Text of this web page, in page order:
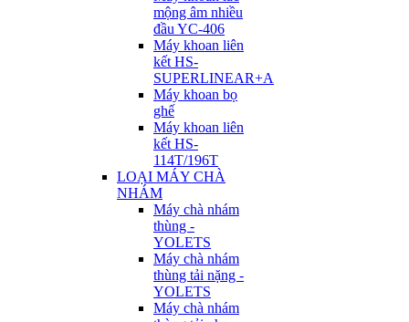
mộng âm nhiều
đầu YC-406
Máy khoan liên
kết HS-
SUPERLINEAR+A
Máy khoan bọ
ghế
Máy khoan liên
kết HS-
114T/196T
LOẠI MÁY CHÀ
NHÁM
Máy chà nhám
thùng -
YOLETS
Máy chà nhám
thùng tải nặng -
YOLETS
Máy chà nhám